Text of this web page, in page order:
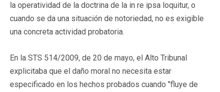
la operatividad de la doctrina de la in re ipsa loquitur, o
cuando se da una situación de notoriedad, no es exigible
una concreta actividad probatoria.
En la STS 514/2009, de 20 de mayo, el Alto Tribunal
explicitaba que el daño moral no necesita estar
especificado en los hechos probados cuando "fluye de